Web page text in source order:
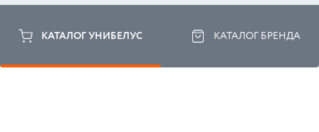
КАТАЛОГ УНИБЕЛУС КАТАЛОГ БРЕНДА